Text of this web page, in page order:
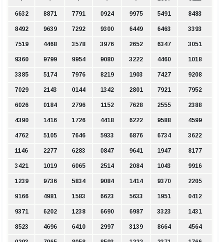
6632 8871 7791 0924 9975 5491 8483
8492 9639 7292 9300 6449 6463 3393
7519 4468 3578 3976 2652 6347 3051
9360 9799 9954 9080 3222 4460 1018
3385 5174 7976 8219 1903 7427 9208
7029 2143 0144 1342 2801 7921 7952
6026 0184 2796 1152 7628 2555 2388
4390 1416 1726 4418 6222 9588 4599
4762 5105 7646 5933 6876 6734 3622
1146 2277 6283 0847 9641 1947 8177
3421 1019 6065 2514 2084 1043 9916
1239 9736 5834 9084 1414 9370 2205
9166 4981 1583 6623 5633 1951 0412
9371 6202 1238 6690 6987 3323 1431
8523 4696 6410 2997 3139 8664 4564